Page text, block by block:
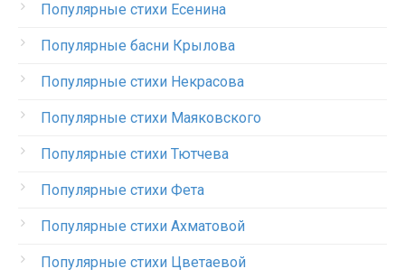
Популярные стихи Есенина
Популярные басни Крылова
Популярные стихи Некрасова
Популярные стихи Маяковского
Популярные стихи Тютчева
Популярные стихи Фета
Популярные стихи Ахматовой
Популярные стихи Цветаевой